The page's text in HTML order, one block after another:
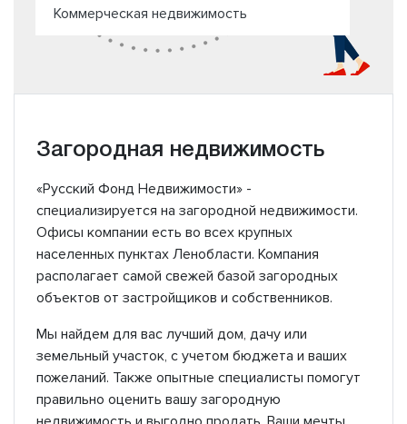
Коммерческая недвижимость
Загородная недвижимость
«Русский Фонд Недвижимости» -
специализируется на загородной недвижимости.
Офисы компании есть во всех крупных
населенных пунктах Ленобласти. Компания
располагает самой свежей базой загородных
объектов от застройщиков и собственников.
Мы найдем для вас лучший дом, дачу или
земельный участок, с учетом бюджета и ваших
пожеланий. Также опытные специалисты помогут
правильно оценить вашу загородную